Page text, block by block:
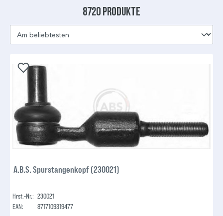
8720 Produkte
A.B.S. Spurstangenkopf (230021)
Hrst.-Nr.: 230021
EAN:
8717109319477